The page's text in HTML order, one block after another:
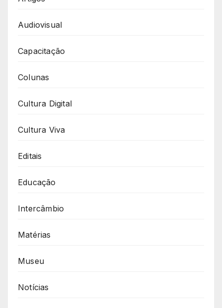
Audiovisual
Capacitação
Colunas
Cultura Digital
Cultura Viva
Editais
Educação
Intercâmbio
Matérias
Museu
Notícias